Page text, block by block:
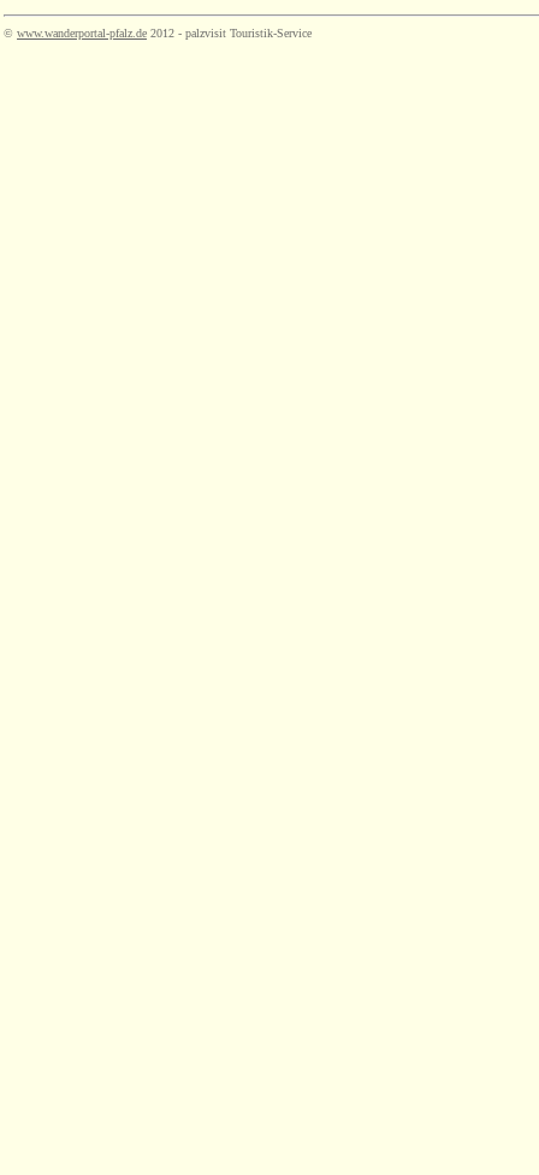
© www.wanderportal-pfalz.de 2012 - palzvisit Touristik-Service